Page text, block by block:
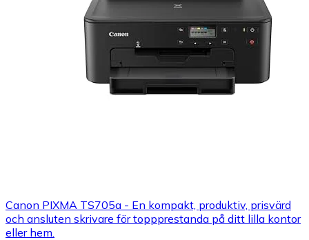
Canon PIXMA TS705a - En kompakt, produktiv, prisvärd
och ansluten skrivare för toppprestanda på ditt lilla kontor
eller hem.